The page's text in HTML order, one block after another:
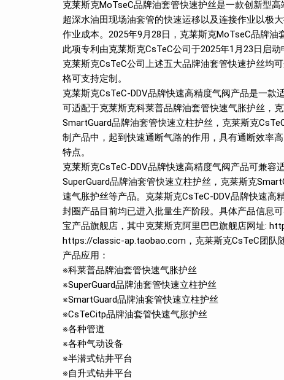
克莱斯克MoTseC品牌油套管快速护丝是一款创新型
超深水油田现场油套管的快速运移以及连接作业以极
作业成本。2025年9月28日，克莱斯克MoTseC品牌油
此项专利由克莱斯克CsTeC公司于2025年1月23日启动
克莱斯克CsTeC公司上述五大品牌油套管快速护丝均
格可支持定制。
克莱斯克CsTeC-DDV品牌快速高精度气阀产品是一款
可适配于克莱斯克科莱普品牌油套管快速气胀护丝，
SmartGuard品牌油套管快速立柱护丝，克莱斯克
制产品中，起到快速通断气路的作用，具有通断效率
特点。
克莱斯克CsTeC-DDV品牌快速高精度气阀产品可兼
SuperGuard品牌油套管快速立柱护丝，克莱斯克
速气胀护丝等产品。克莱斯克CsTeC-DDV品牌快速高
封圈产品目前均已进入批量生产阶段。具体产品信息
宝产品旗舰店，其中克莱斯克阿里巴巴旗舰店网址:
https://classic-ap.taobao.com，克莱斯克CsTeC团队
产品应用：
※科莱普品牌油套管快速气胀护丝
※SuperGuard品牌油套管快速立柱护丝
※SmartGuard品牌油套管快速立柱护丝
※CsTeCitp品牌油套管快速气胀护丝
※各种管道
※各种气动设备
※半潜式钻井平台
※自升式钻井平台